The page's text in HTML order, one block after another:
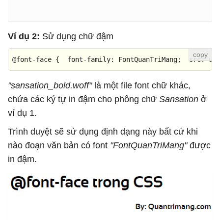
Ví dụ 2: Sử dụng chữ đậm
@font-face { font-family: FontQuanTriMang; src: url
"sansation_bold.woff"là một file font chữ khác,
chứa các ký tự in đậm cho phông chữ Sansation ở
ví dụ 1.
Trình duyệt sẽ sử dụng định dạng này bất cứ khi
nào đoạn văn bản có font "FontQuanTriMang"được
in đậm.